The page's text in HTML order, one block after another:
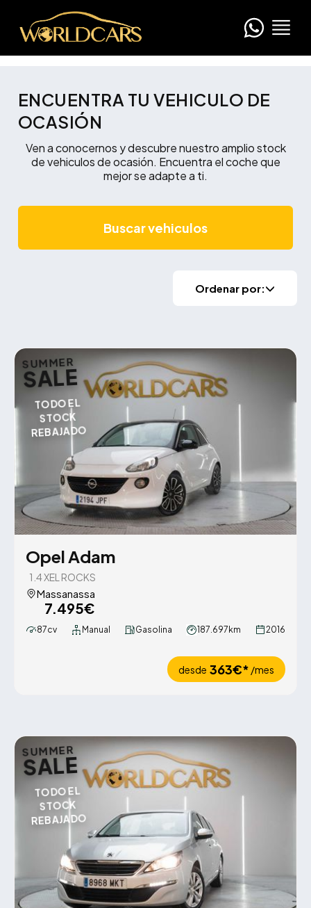
ENCUENTRA TU VEHICULO DE
OCASIÓN
Ven a conocernos y descubre nuestro amplio stock
de vehiculos de ocasión. Encuentra el coche que
mejor se adapte a ti.
Buscar vehiculos
Ordenar por:
SUMMER
SALE
TODO EL
STOCK
REBAJADO
Opel Adam
1.4 XEL ROCKS
Massanassa
7.495€
87cv Manual Gasolina 187.697km 2016
desde 363€* /mes
SUMMER
SALE
TODO EL
STOCK
REBAJADO